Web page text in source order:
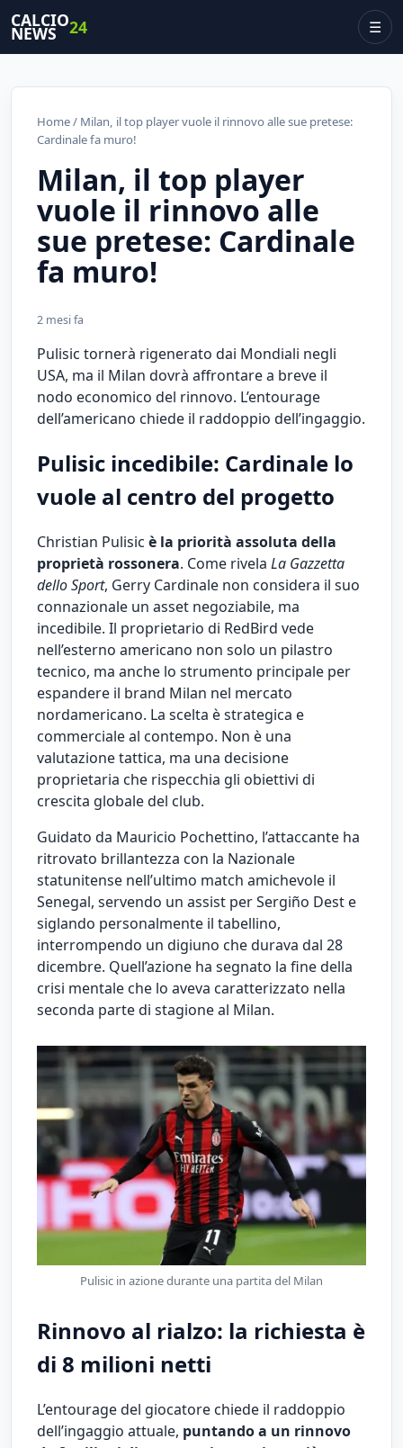
CALCIO
NEWS 24 ☰
Home/ Milan, il top player vuole il rinnovo alle sue pretese:
Cardinale fa muro!
Milan, il top player
vuole il rinnovo alle
sue pretese: Cardinale
fa muro!
2 mesi fa
Pulisic tornerà rigenerato dai Mondiali negli
USA, ma il Milan dovrà affrontare a breve il
nodo economico del rinnovo. L’entourage
dell’americano chiede il raddoppio dell’ingaggio.
Pulisic incedibile: Cardinale lo
vuole al centro del progetto
Christian Pulisic è la priorità assoluta della
proprietà rossonera. Come rivela La Gazzetta
dello Sport, Gerry Cardinale non considera il suo
connazionale un asset negoziabile, ma
incedibile. Il proprietario di RedBird vede
nell’esterno americano non solo un pilastro
tecnico, ma anche lo strumento principale per
espandere il brand Milan nel mercato
nordamericano. La scelta è strategica e
commerciale al contempo. Non è una
valutazione tattica, ma una decisione
proprietaria che rispecchia gli obiettivi di
crescita globale del club.
Guidato da Mauricio Pochettino, l’attaccante ha
ritrovato brillantezza con la Nazionale
statunitense nell’ultimo match amichevole il
Senegal, servendo un assist per Sergiño Dest e
siglando personalmente il tabellino,
interrompendo un digiuno che durava dal 28
dicembre. Quell’azione ha segnato la fine della
crisi mentale che lo aveva caratterizzato nella
seconda parte di stagione al Milan.
Pulisic in azione durante una partita del Milan
Rinnovo al rialzo: la richiesta è
di 8 milioni netti
L’entourage del giocatore chiede il raddoppio
dell’ingaggio attuale, puntando a un rinnovo